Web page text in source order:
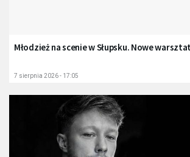
Młodzież na scenie w Słupsku. Nowe
7 sierpnia 2026 - 17:05